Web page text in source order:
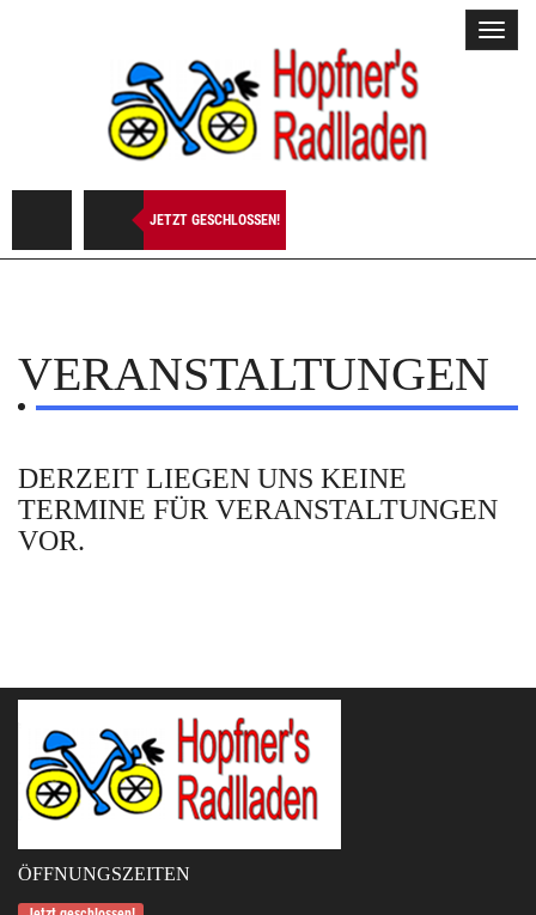
JETZT GESCHLOSSEN!
VERANSTALTUNGEN
DERZEIT LIEGEN UNS KEINE
TERMINE FÜR VERANSTALTUNGEN
VOR.
ÖFFNUNGSZEITEN